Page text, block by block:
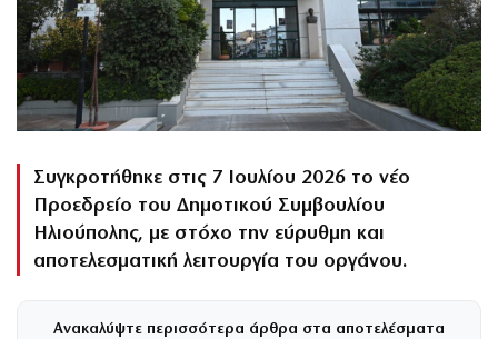
Συγκροτήθηκε στις 7 Ιουλίου 2026 το νέο
Προεδρείο του Δημοτικού Συμβουλίου
Ηλιούπολης, με στόχο την εύρυθμη και
αποτελεσματική λειτουργία του οργάνου.
Ανακαλύψτε περισσότερα άρθρα στα αποτελέσματα